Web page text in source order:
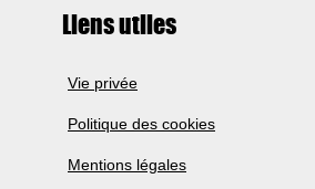
Liens utiles
Vie privée
Politique des cookies
Mentions légales